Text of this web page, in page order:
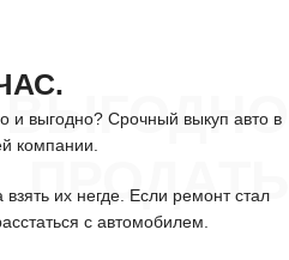
ПРОДАТЬ
и выгодно? Срочный выкуп авто в
компании.
их негде. Если ремонт стал
с автомобилем.